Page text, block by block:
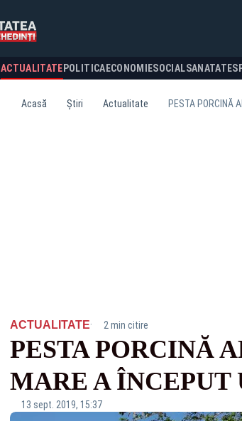
ACTUALITATE POLITICA ECONOMIESOCIALSANATATE
Acasă Știri Actualitate PESTA PORCINĂ
ACTUALITATE· 2 min citire
PESTA PORCINĂ
MARE A ÎNCEPUT
13 sept. 2019, 15:37